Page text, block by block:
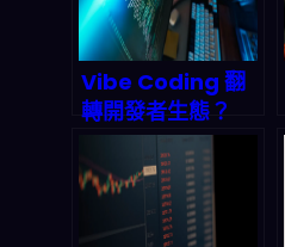
Vibe Coding 翻
轉開發者生態？
Google AI
Studio 意圖驅動
開發實測與產業鏈
衝擊解析